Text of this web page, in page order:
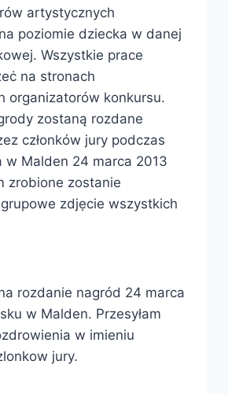
artystycznych
poziomie dziecka w danej
Wszystkie prace
na stronach
organizatorów konkursu.
zostaną rozdane
członków jury podczas
w Malden 24 marca 2013
zrobione zostanie
zdjẹcie wszystkich
rozdanie nagród 24 marca
w Malden. Przesyłam
w imieniu
jury.